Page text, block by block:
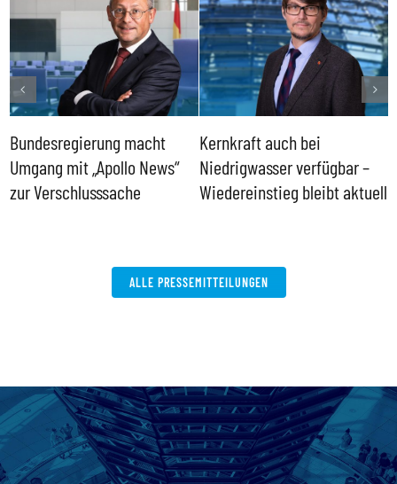
Bundesregierung macht
Umgang mit „Apollo News“
zur Verschlusssache
Kernkraft auch bei
Niedrigwasser verfügbar –
Wiedereinstieg bleibt aktuell
ALLE PRESSEMITTEILUNGEN